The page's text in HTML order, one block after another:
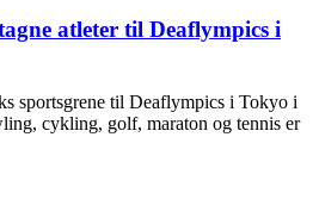
atleter til Deaflympics i
sportsgrene til Deaflympics i Tokyo i
cykling, golf, maraton og tennis er